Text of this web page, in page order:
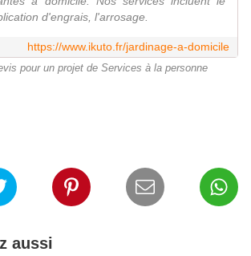
d'engrais, l'arrosage.
https://www.ikuto.fr/jardinage-a-domicile
pour un projet de Services à la personne
aussi